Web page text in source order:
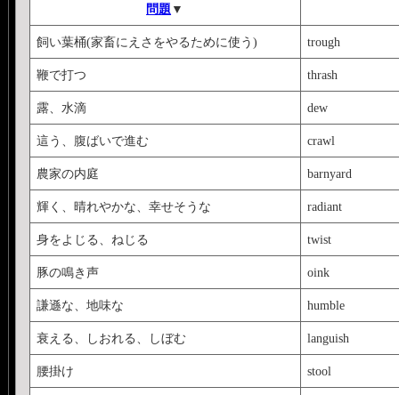
問題 ▼
飼い葉桶(家畜にえさをやるために使う) trough
鞭で打つ thrash
露、水滴 dew
這う、腹ばいで進む crawl
農家の内庭 barnyard
輝く、晴れやかな、幸せそうな radiant
身をよじる、ねじる twist
豚の鳴き声 oink
謙遜な、地味な humble
衰える、しおれる、しぼむ languish
腰掛け stool